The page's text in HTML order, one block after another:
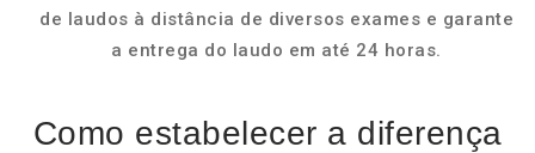
de laudos à distância de diversos exames e garante
a entrega do laudo em até 24 horas.
Como estabelecer a diferença